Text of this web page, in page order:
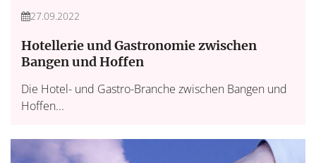
27.09.2022
Hotellerie und Gastronomie zwischen
Bangen und Hoffen
Die Hotel- und Gastro-Branche zwischen Bangen und
Hoffen...